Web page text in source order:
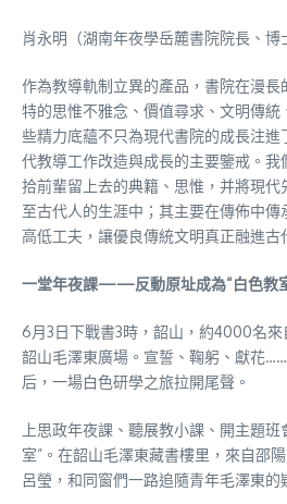
肖永明（湖南年夜學岳麓書院院長、博
作為教導軌制立異的產品，書院在漫
特的思惟不雅念、價值尋求、文明傳
些精力底蘊不只為現代書院的成長注
代教導工作改造與成長的主要鑒戒。
拾前輩留上去的典籍、思惟，并將現
至古代人的生涯中；其主要在傳佈中
高低工夫，讓優良傳統文明真正融進古
一堂年夜課——反動原址成為“白色教
6月3日下戰書3時，韶山，約4000名
韶山毛澤東廣場。宣誓、鞠躬、獻花
后，一場白色研學之旅拉開尾聲。
上思政年夜課、聽展教小課、開主題
室”。在韶山毛澤東藏書樓里，來自邵
呂瑩，和同窗們一路追隨青年毛澤東的